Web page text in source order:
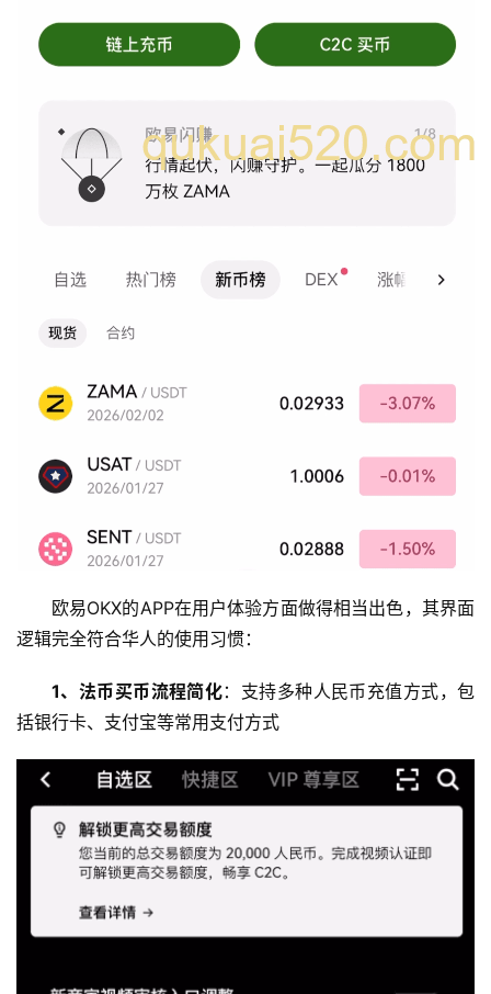
欧易OKX的APP在用户体验方面做得相当出色，其界面
逻辑完全符合华人的使用习惯：
1、法币买币流程简化：支持多种人民币充值方式，包
括银行卡、支付宝等常用支付方式